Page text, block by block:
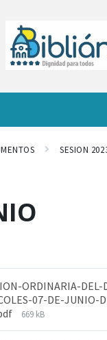
SESION
ORDINARIA-DEL-
07-DE-JUNIO-
669 kB